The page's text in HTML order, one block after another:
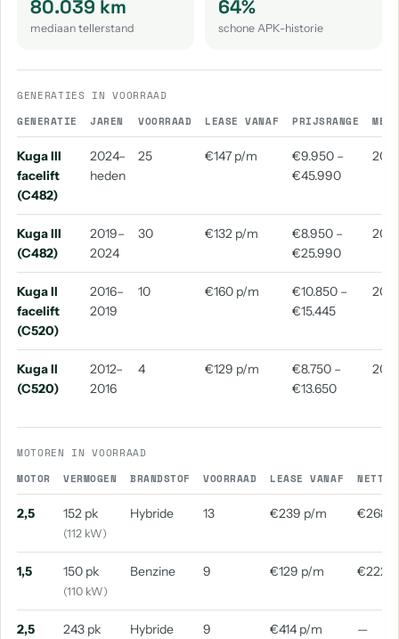
Ford Grand C-Max Ford Tourneo
80.039 km
mediaan tellerstand
64%
schone APK-historie
GENERATIES IN VOORRAAD
GENERATIE
JAREN VOORRAAD LEASE VANAF PRIJSRANGE
Kuga III
facelift
(C482)
2024–
heden
25 €147 p/m
€9.950 –
€45.990
Kuga III
(C482)
2019–
2024
30 €132 p/m
€8.950 –
€25.990
2021
Kuga II
facelift
(C520)
2016–
2019
10 €160 p/m
€10.850 –
€15.445
2017
Kuga II
(C520)
2012–
2016
4 €129 p/m
€8.750 –
€13.650
2014
MOTOREN IN VOORRAAD
MOTOR
VERMOGEN BRANDSTOF VOORRAAD LEASE VANAF NETTO
2,5 152 pk
(112 kW)
Hybride 13 €239 p/m €268
1,5 150 pk
(110 kW)
Benzine 9 €129 p/m €222
2,5 243 pk Hybride 9 €414 p/m —